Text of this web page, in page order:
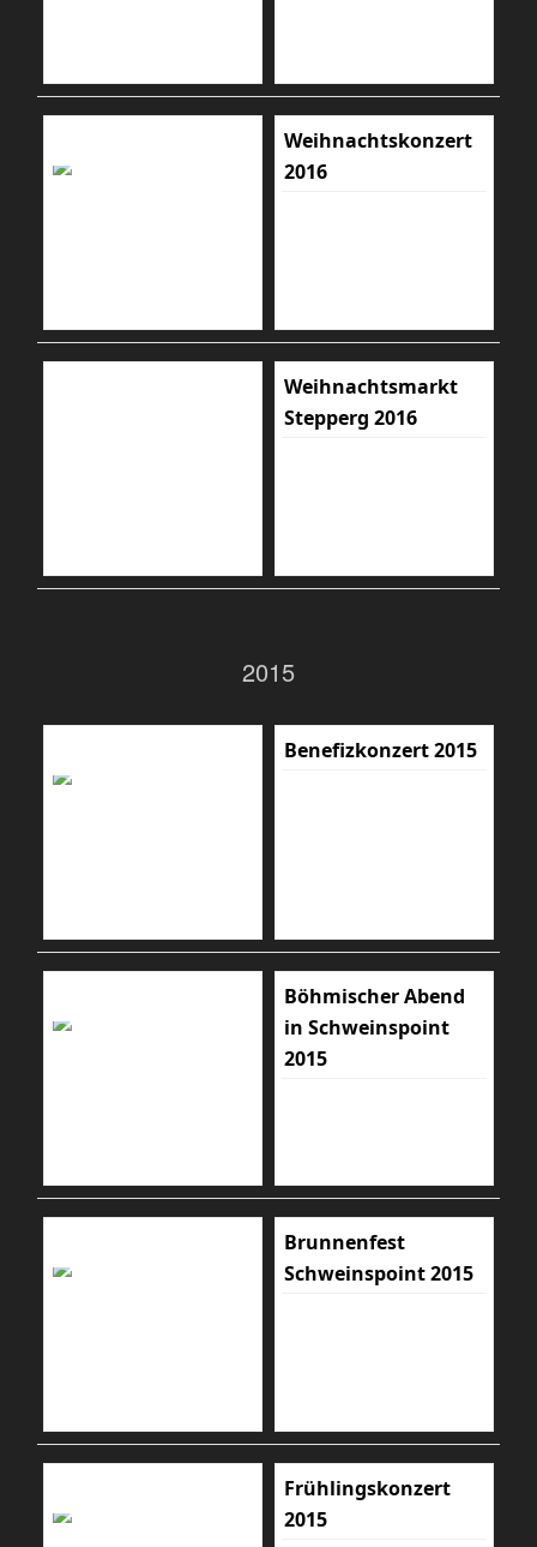
Weihnachtskonzert
2016
Weihnachtsmarkt
Stepperg 2016
2015
Benefizkonzert 2015
Böhmischer Abend
in Schweinspoint
2015
Brunnenfest
Schweinspoint 2015
Frühlingskonzert
2015